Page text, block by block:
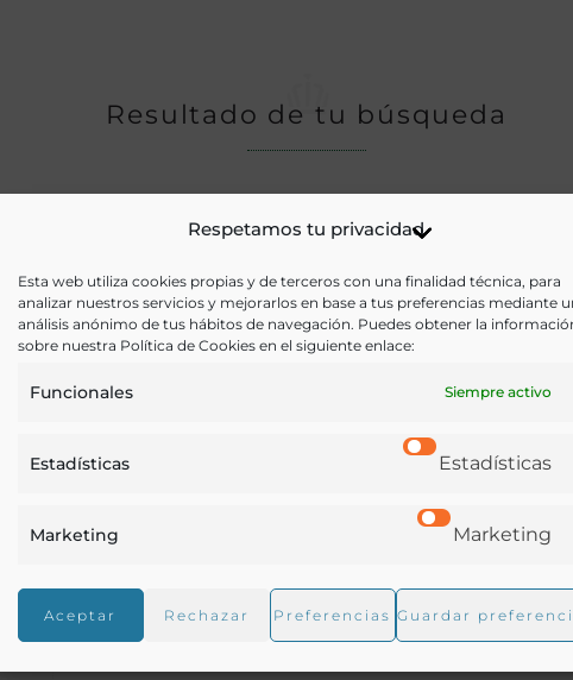
Respetamos tu privacidad
Esta web utiliza cookies propias y de terceros con una finalidad técnica, para
analizar nuestros servicios y mejorarlos en base a tus preferencias mediante
análisis anónimo de tus hábitos de navegación. Puedes obtener la
sobre nuestra Política de Cookies en el siguiente enlace:
Funcionales Siempre activo
Estadísticas Estadísticas
Marketing Marketing
Aceptar Rechazar Preferencias Guardar
Resultado de tu búsqueda